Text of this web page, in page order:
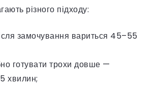
різного підходу:
замочування вариться 45–55
готувати трохи довше —
хвилин;